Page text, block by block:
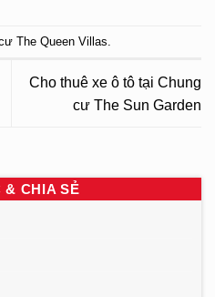
The Queen Villas
Cho thuê xe ô tô tại Chung
cư The Sun Garden
& CHIA SẺ